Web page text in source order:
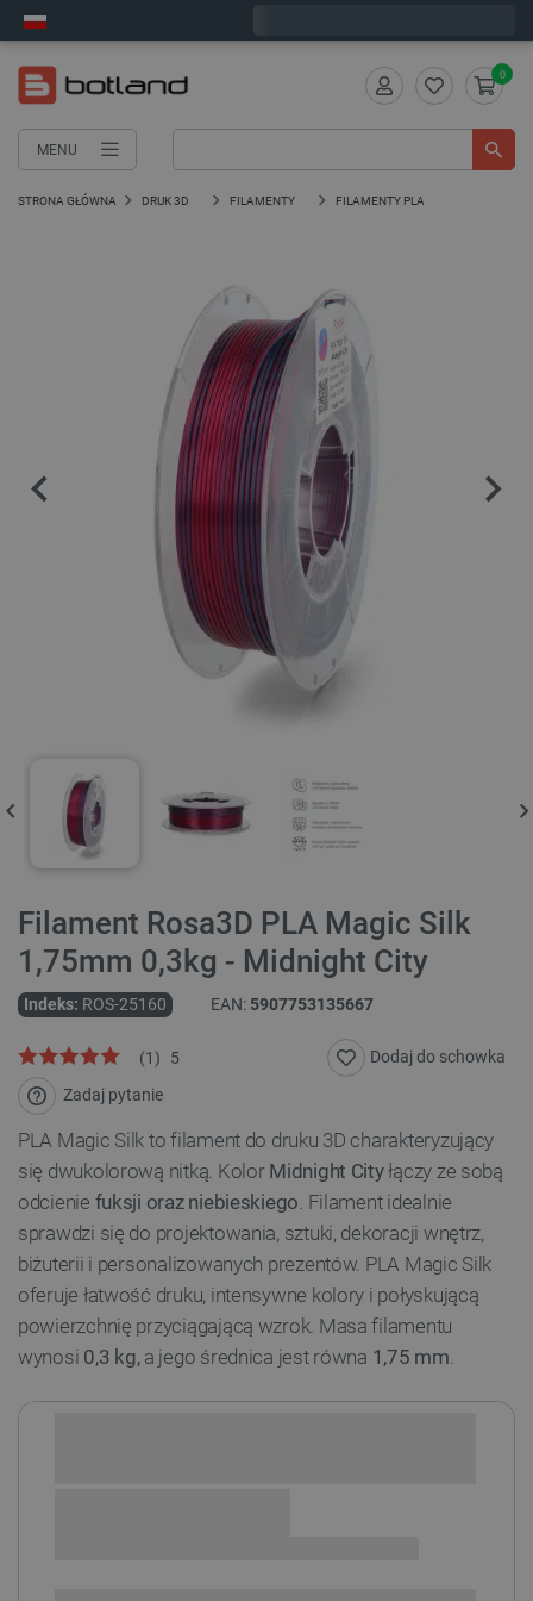
MENU
0
STRONA GŁÓWNA DRUK 3D FILAMENTY FILAMENTY PLA
Filament Rosa3D PLA Magic Silk
1,75mm 0,3kg - Midnight City
Indeks: ROS-25160 EAN: 5907753135667
5
(1)
Zadaj pytanie
Dodaj do schowka
PLA Magic Silk to filament do druku 3D charakteryzujący
się dwukolorową nitką. Kolor Midnight Cityłączy ze sobą
odcienie fuksji oraz niebieskiego. Filament idealnie
sprawdzi się do projektowania, sztuki, dekoracji wnętrz,
biżuterii i personalizowanych prezentów. PLA Magic Silk
oferuje łatwość druku, intensywne kolory i połyskującą
powierzchnię przyciągającą wzrok. Masa filamentu
wynosi 0,3 kg,a jego średnica jest równa 1,75 mm.